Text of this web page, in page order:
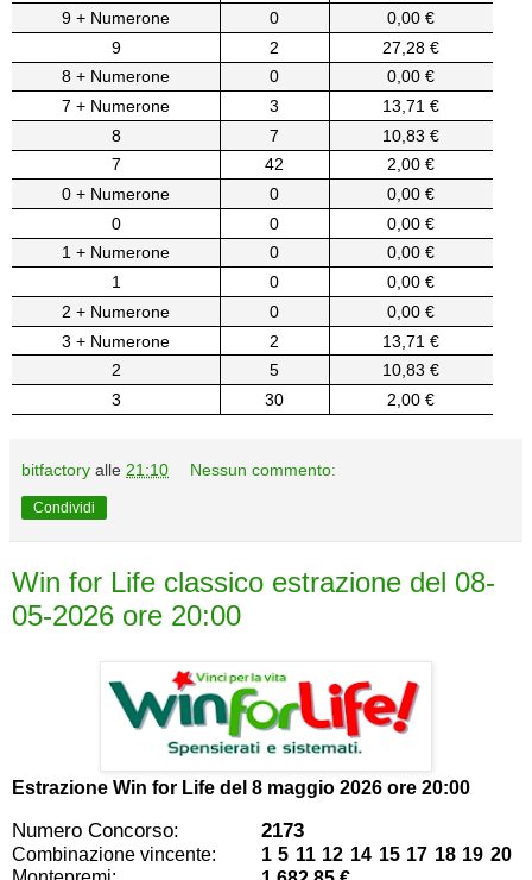
9 + Numerone
0
0,00 €
9
2
27,28 €
8 + Numerone
0
0,00 €
7 + Numerone
3
13,71 €
8
7
10,83 €
7
42
2,00 €
0 + Numerone
0
0,00 €
0
0
0,00 €
1 + Numerone
0
0,00 €
1
0
0,00 €
2 + Numerone
0
0,00 €
3 + Numerone
2
13,71 €
2
5
10,83 €
3
30 2,00 €
bitfactory alle 21:10 Nessun commento:
Condividi
Win for Life classico estrazione del 08-
05-2026 ore 20:00
Estrazione Win for Life del 8 maggio 2026 ore 20:00
Numero Concorso: 2173
Combinazione vincente:
1 5 11 12 14 15 17 18 19 20